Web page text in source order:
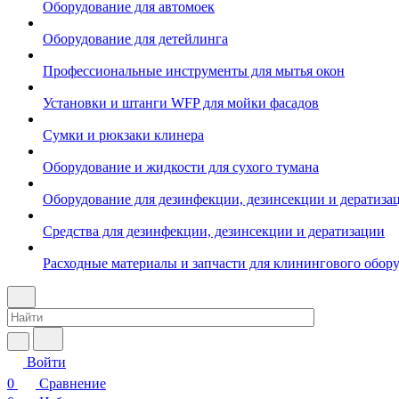
Оборудование для автомоек
Оборудование для детейлинга
Профессиональные инструменты для мытья окон
Установки и штанги WFP для мойки фасадов
Сумки и рюкзаки клинера
Оборудование и жидкости для сухого тумана
Оборудование для дезинфекции, дезинсекции и
Средства для дезинфекции, дезинсекции и дератизации
Расходные материалы и запчасти для клинингового
Войти
0
Сравнение